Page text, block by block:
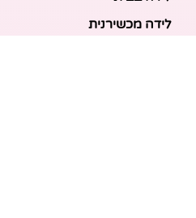
לידה מכשירנית